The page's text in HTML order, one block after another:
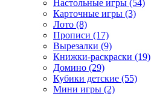
Настольные игры (54)
Карточные игры (3)
Лото (8)
Прописи (17)
Вырезалки (9)
Книжки-раскраски (19)
Домино (29)
Кубики детские (55)
Мини игры (2)